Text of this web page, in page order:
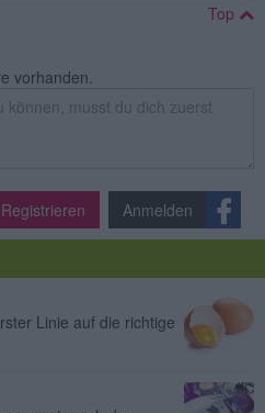
Top
vorhanden.
Registrieren Anmelden
Linie auf die richtige